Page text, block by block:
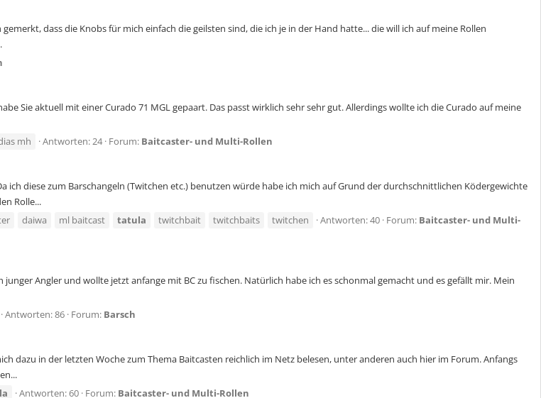
dass die Knobs für mich einfach die geilsten sind, die ich je in der Hand hatte... die will ich auf meine Rollen
Sie aktuell mit einer Curado 71 MGL gepaart. Das passt wirklich sehr sehr gut. Allerdings wollte ich die Curado auf meine
mh Antworten: 24 Forum: Baitcaster- und Multi-Rollen
diese zum Barschangeln (Twitchen etc.) benutzen würde habe ich mich auf Grund der durchschnittlichen Ködergewichte
Rolle...
daiwa ml baitcast tatula twitchbait twitchbaits twitchen Antworten: 40 Forum: Baitcaster- und Multi-
Angler und wollte jetzt anfange mit BC zu fischen. Natürlich habe ich es schonmal gemacht und es gefällt mir. Mein
Antworten: 86 Forum: Barsch
dazu in der letzten Woche zum Thema Baitcasten reichlich im Netz belesen, unter anderen auch hier im Forum. Anfangs
Antworten: 60 Forum: Baitcaster- und Multi-Rollen